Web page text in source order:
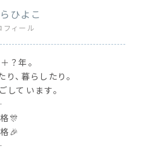
ひよこ
フィール
？年。
、暮らしたり。
しています。
🎊
🎉